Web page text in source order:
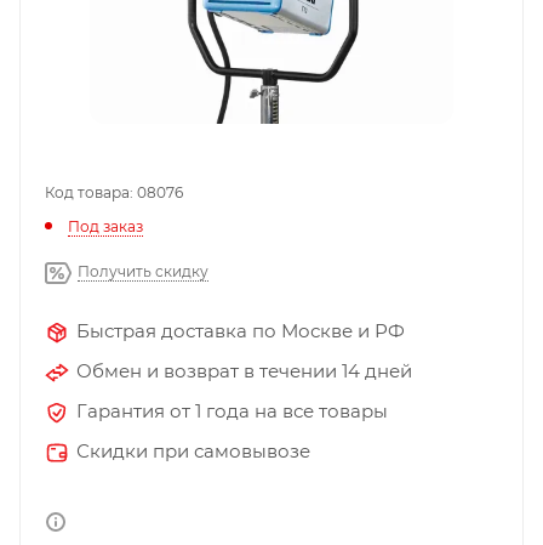
Код товара: 08076
Под заказ
Получить скидку
Быстрая доставка по Москве и РФ
Обмен и возврат в течении 14 дней
Гарантия от 1 года на все товары
Скидки при самовывозе